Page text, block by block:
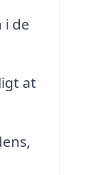
i de
at